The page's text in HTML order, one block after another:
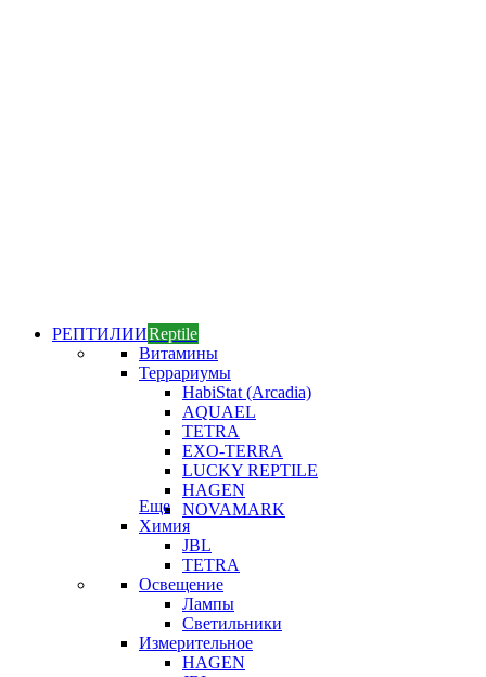
РЕПТИЛИИReptile
Витамины
Террариумы
HabiStat (Arcadia)
AQUAEL
TETRA
EXO-TERRA
LUCKY REPTILE
HAGEN
NOVAMARK
Еще
Химия
JBL
TETRA
Освещение
Лампы
Светильники
Измерительное
HAGEN